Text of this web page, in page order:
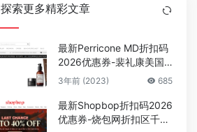
探索更多精彩文章
最新Perricone MD折扣码
2026优惠券-裴礼康美国
官网全场美妆护肤营养保
3年前 (2023) 685
最新Shopbop折扣码2026
优惠券-烧包网折扣区千款